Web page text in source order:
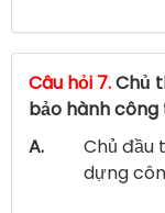
Câu hỏi 7.Chủ
bảo hành
A.
Chủ đầu
dựng